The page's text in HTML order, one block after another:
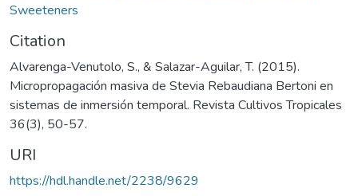
Sweeteners
Citation
Alvarenga-Venutolo, S., & Salazar-Aguilar, T. (2015).
Micropropagación masiva de Stevia Rebaudiana Bertoni en
sistemas de inmersión temporal. Revista Cultivos Tropicales
36(3), 50-57.
URI
https://hdl.handle.net/2238/9629